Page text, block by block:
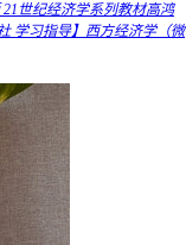
世纪经济学系列教材高鸿
学习指导】西方经济学（微